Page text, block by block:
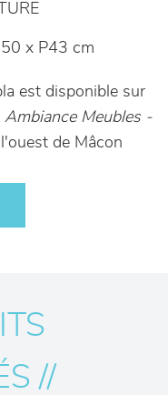
x P43 cm
est disponible sur
Ambiance Meubles -
de Mâcon
//